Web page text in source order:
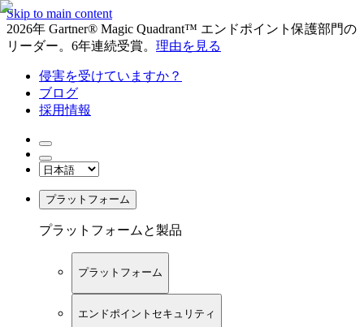
Skip to main content
2026年 Gartner® Magic Quadrant™ エンドポイント保護部門の
リーダー。6年連続受賞。 理由を見る
侵害を受けていますか？
ブログ
採用情報
プラットフォーム
プラットフォームと製品
プラットフォーム
エンドポイントセキュリティ